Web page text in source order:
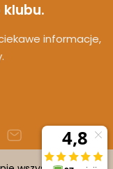
klubu.
informacje,